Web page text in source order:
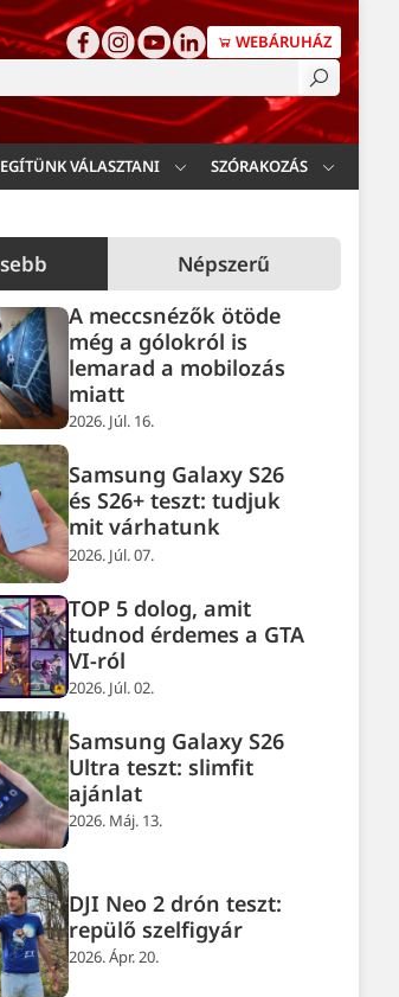
WEBÁRUHÁZ
VÁLASZTANI SZÓRAKOZÁS
Népszerű
A meccsnézők ötöde
még a gólokról is
lemarad a mobilozás
miatt
2026. Júl. 16.
Samsung Galaxy S26
és S26+ teszt: tudjuk
mit várhatunk
2026. Júl. 07.
TOP 5 dolog, amit
tudnod érdemes a GTA
VI-ról
2026. Júl. 02.
Samsung Galaxy S26
Ultra teszt: slimfit
ajánlat
2026. Máj. 13.
DJI Neo 2 drón teszt:
repülő szelfigyár
2026. Ápr. 20.